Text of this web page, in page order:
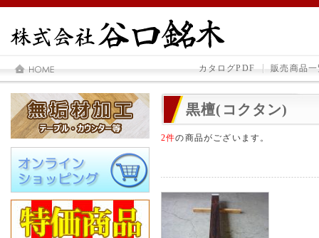
カタログPDF 販売商品
黒檀(コクタン)
2件の商品がございます。